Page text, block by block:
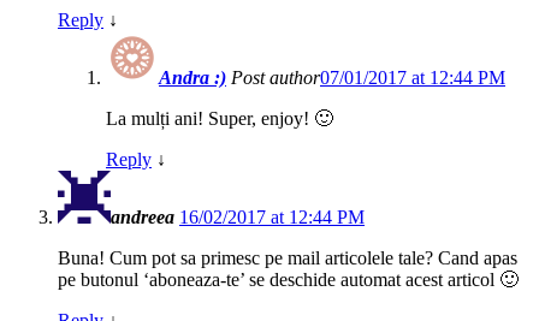
Reply ↓
Andra :) Post author07/01/2017 at 12:44 PM
La mulți ani! Super, enjoy! 🙂
Reply ↓
andreea 16/02/2017 at 12:44 PM
Buna! Cum pot sa primesc pe mail articolele tale? Cand apas
pe butonul ‘aboneaza-te’ se deschide automat acest articol 🙂